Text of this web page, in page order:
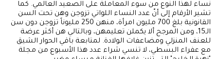
نساء لهذا النوع من سوء المعاملة على الصعيد العالمي. كما
تشير الأرقام إلى أنّ عدد النساء اللواتي تزوجن وهن تحت السن
القانونية بلغ 700 مليون امرأة، منهن 250 مليوناً تزوجن دون سن
الـ15، ومن المرجح ألا يكملن تعليمهن، وبالتالي هن أكثر عرضة
للعنف المنزلي ومضاعفات الولادة. لمتابعة باقي الحوار الشيق
مع عفراء البسطي، لا تنسي شراء عدد هذا الأسبوع من مجلة